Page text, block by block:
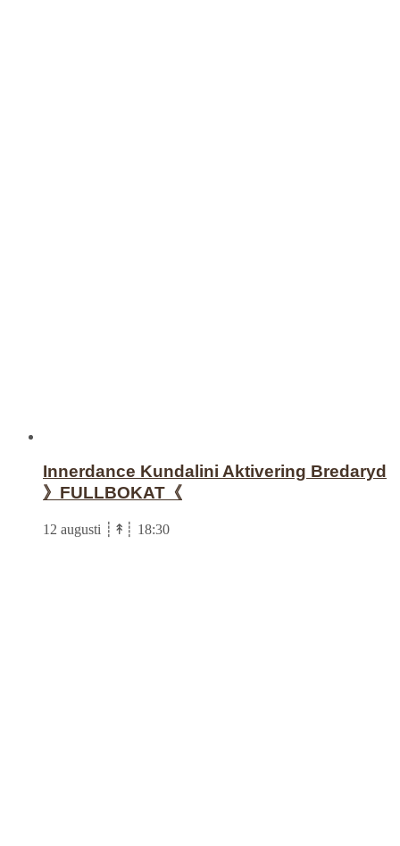
Innerdance Kundalini Aktivering Bredaryd
》FULLBOKAT《
12 augusti ┊↟┊ 18:30